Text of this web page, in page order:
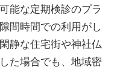
能な定期検診のプラ
間時間での利用がし
静な住宅街や神社仏
た場合でも、地域密